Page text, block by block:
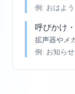
例: おはよ
呼びかけ
拡声器やメ
例: お知ら